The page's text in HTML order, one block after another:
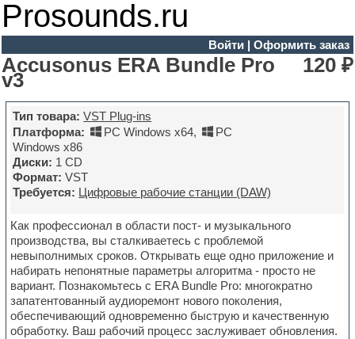
Prosounds.ru
Войти| Оформить заказ
Accusonus ERA Bundle Pro
v3
120 ₽
Тип товара: VST Plug-ins
Платформа:
PC Windows x64,
PC
Windows x86
Диски: 1 CD
Формат: VST
Требуется: Цифровые рабочие станции (DAW)
Как профессионал в области пост- и музыкального
производства, вы сталкиваетесь с проблемой
невыполнимых сроков. Открывать еще одно приложение и
набирать непонятные параметры алгоритма - просто не
вариант. Познакомьтесь с ERA Bundle Pro: многократно
запатентованный аудиоремонт нового поколения,
обеспечивающий одновременно быструю и качественную
обработку. Ваш рабочий процесс заслуживает обновления.